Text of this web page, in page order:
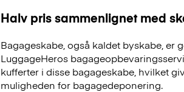
Halv pris sammenlignet med
Bagageskabe, også kaldet byskabe,
LuggageHeros
kufferter i disse bagageskabe, hvilket
muligheden for bagagedeponering.